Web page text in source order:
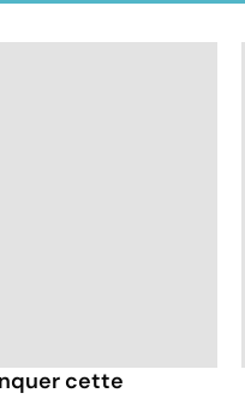
cette